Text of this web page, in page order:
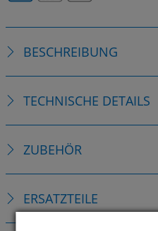
BESCHREIBUNG
TECHNISCHE DETAILS
ZUBEHÖR
ERSATZTEILE